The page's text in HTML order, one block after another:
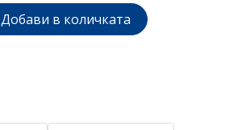
Добави в количката